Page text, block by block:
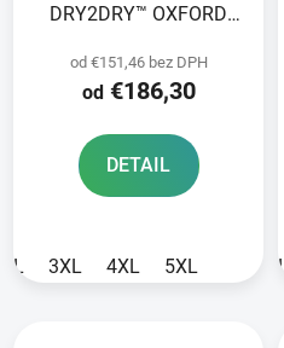
DRY2DRY™ OXFORD
modrá/čierna
od €151,46 bez DPH
od€186,30
DETAIL
L 3XL 4XL 5XL